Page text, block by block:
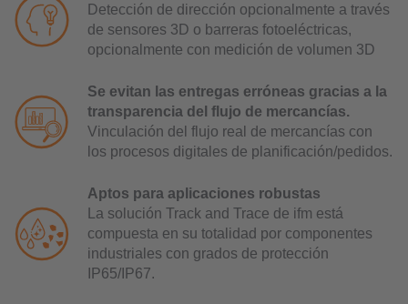
Detección de dirección opcionalmente a través
de sensores 3D o barreras fotoeléctricas,
opcionalmente con medición de volumen 3D
Se evitan las entregas erróneas gracias a la
transparencia del flujo de mercancías.
Vinculación del flujo real de mercancías con
los procesos digitales de planificación/pedidos.
Aptos para aplicaciones robustas
La solución Track and Trace de ifm está
compuesta en su totalidad por componentes
industriales con grados de protección
IP65/IP67.